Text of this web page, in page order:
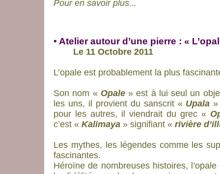
Pour en savoir plus...
• Atelier autour d’une pierre : «
Le 11 Octobre 2011
L’opale est probablement la plus
Son nom « Opale» est à lui seul un
les uns, il provient du sanscrit « Upala
pour les autres, il viendrait du grec «
c’est « Kalimaya » signifiant « rivière
Les mythes, les légendes comme les
fascinantes.
Héroïne de nombreuses histoires,